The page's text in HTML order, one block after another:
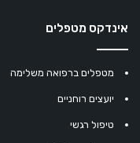
אינדקס מטפלים
מטפלים ברפואה משלימה
יועצים רוחניים
טיפול רגשי